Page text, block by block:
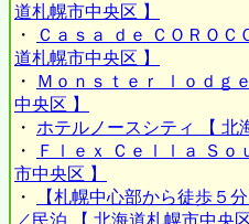
道札幌市中央区 】
・
Ｃａｓａ ｄｅ ＣＯＲＯＣ
道札幌市中央区 】
・
Ｍｏｎｓｔｅｒ ｌｏｄｇ
中央区 】
・ ホテルノースシティ 【 北
・
Ｆｌｅｘ Ｃｅｌｌａ Ｓ
市中央区 】
・
【札幌中心部から徒歩５
／民泊 【 北海道札幌市中央区